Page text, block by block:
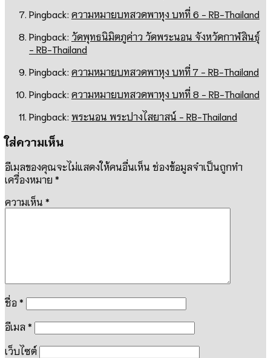
Pingback: ความหมายบทสวดพาหุง บทที่ 6 - RB-Thailand
Pingback: วัดพุทธนิมิตภูค่าว วัดพระนอน จังหวัดกาฬสินธุ์
- RB-Thailand
Pingback: ความหมายบทสวดพาหุง บทที่ 7 - RB-Thailand
Pingback: ความหมายบทสวดพาหุง บทที่ 8 - RB-Thailand
Pingback: พระนอน พระปางไสยาสน์ - RB-Thailand
ใส่ความเห็น
อีเมลของคุณจะไม่แสดงให้คนอื่นเห็น ช่องข้อมูลจำเป็นถูกทำ
เครื่องหมาย *
ความเห็น *
ชื่อ*
อีเมล*
เว็บไซต์